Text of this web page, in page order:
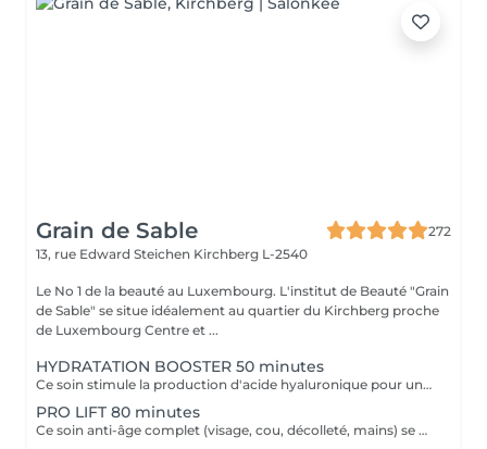
Grain de Sable
272
13, rue Edward Steichen Kirchberg L-2540
Le No 1 de la beauté au Luxembourg. L'institut de Beauté "Grain
de Sable" se situe idéalement au quartier du Kirchberg proche
de Luxembourg Centre et ...
HYDRATATION BOOSTER 50 minutes
Ce soin stimule la production d'acide hyaluronique pour une hydratation intense, redonnant à la peau un aspect repulpé et lissé tout en la protégeant des agressions extérieures et du vieillissement cutané.
PRO LIFT 80 minutes
Ce soin anti-âge complet (visage, cou, décolleté, mains) se distingue par sa combinaison unique d'exfoliations, de stimulation cellulaire mécanique et de manoeuvres facialistes exclusives. Il uniformise et illumine le teint, tout en liftant et redessinant les contours du visage. En comblant visiblement les rides et en renforçant la fermeté de la peau, ce soin révèle un épiderme plus lisse, lifté et rajeuni.